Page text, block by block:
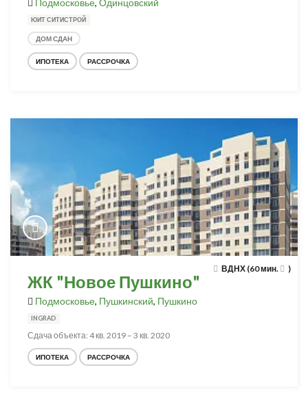
Подмосковье, Одинцовский
ЮИТ СИТИСТРОЙ
ДОМ СДАН
ИПОТЕКА РАССРОЧКА
ВДНХ (60 мин. )
ЖК "Новое Пушкино"
Подмосковье, Пушкинский, Пушкино
INGRAD
Сдача объекта: 4 кв. 2019 – 3 кв. 2020
ИПОТЕКА РАССРОЧКА